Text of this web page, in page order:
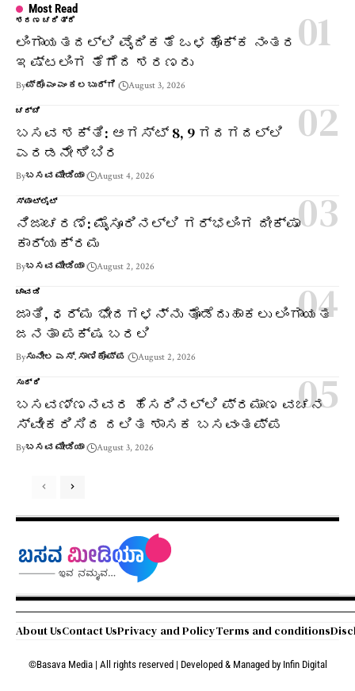
Most Read
ಶರಣ ಚರಿತ್ರೆ
ಲಿಂಗಾಯತದಲ್ಲಿ ವೈದಿಕತೆ ಒಳಹೊಕ್ಕ ನಂತರ
ಇಷ್ಟಲಿಂಗ ತೆಗೆದ ಶರಣರು
Byಪ್ರೊ ಎಂ ಎಂ ಕಲಬುರ್ಗಿ August 3, 2026
ಚರ್ಚೆ
ಬಸವ ಶಕ್ತಿ: ಆಗಸ್ಟ್ 8, 9 ಗದಗದಲ್ಲಿ
ಎರಡನೇ ಶಿಬಿರ
Byಬಸವ ಮೀಡಿಯಾ August 4, 2026
ಸ್ಪಾಟ್‌ಲೈಟ್
ನಿಜಾಚರಣೆ: ಮೈಸೂರಿನಲ್ಲಿ ಗರ್ಭಲಿಂಗ ದೀಕ್ಷಾ
ಕಾರ್ಯಕ್ರಮ
Byಬಸವ ಮೀಡಿಯಾ August 2, 2026
ಚಾವಡಿ
ಜಾತಿ, ಧರ್ಮ ಭೇದಗಳನ್ನು ತೊಡೆದುಹಾಕಲು ಲಿಂಗಾಯತ
ಜನತಾ ಪಕ್ಷ ಬರಲಿ
Byಸುನೀಲ ಎಸ್. ಸಾಣಿಕೊಪ್ಪ August 2, 2026
ಸುದ್ದಿ
ಬಸವಣ್ಣನವರ ಹೆಸರಿನಲ್ಲಿ ಪ್ರಮಾಣ ವಚನ
ಸ್ವೀಕರಿಸಿದ ದಲಿತ ಶಾಸಕ ಬಸವಂತಪ್ಪ
Byಬಸವ ಮೀಡಿಯಾ August 3, 2026
About UsContact UsPrivacy and PolicyTerms and conditions
©Basava Media | All rights reserved | Developed & Managed by Infin Digital